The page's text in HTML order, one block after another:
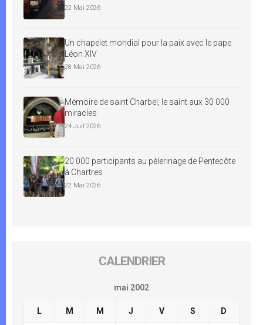
22 Mai 2026
Un chapelet mondial pour la paix avec le pape
Léon XIV
28 Mai 2026
Mémoire de saint Charbel, le saint aux 30 000
miracles
24 Juil 2026
20 000 participants au pèlerinage de Pentecôte
à Chartres
22 Mai 2026
CALENDRIER
mai 2002
L M M J V S D